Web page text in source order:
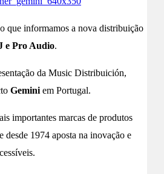
que informamos a nova distribuição
e Pro Audio.
da Music Distribuición,
Gemini em Portugal.
importantes marcas de produtos
desde 1974 aposta na inovação e